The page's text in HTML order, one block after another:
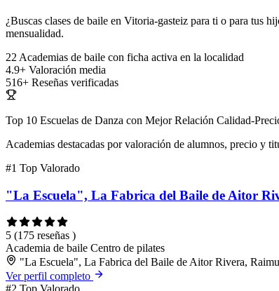
¿Buscas clases de baile en Vitoria-gasteiz para ti o para tus
mensualidad.
22 Academias de baile con ficha activa en la localidad
4.9+ Valoración media
516+ Reseñas verificadas
Top 10 Escuelas de Danza con Mejor Relación Calidad-
Academias destacadas por valoración de alumnos, precio y
#1 Top Valorado
"La Escuela", La Fabrica del Baile de Aitor
5 (175 reseñas )
Academia de baile Centro de pilates
"La Escuela", La Fabrica del Baile de Aitor Rivera,
Ver perfil completo
#2 Top Valorado